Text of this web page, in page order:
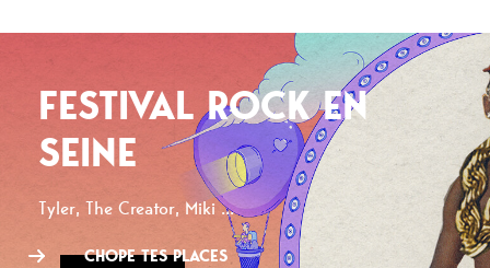
FESTIVAL ROCK EN
SEINE
Tyler, The Creator, Miki ...
CHOPE TES PLACES